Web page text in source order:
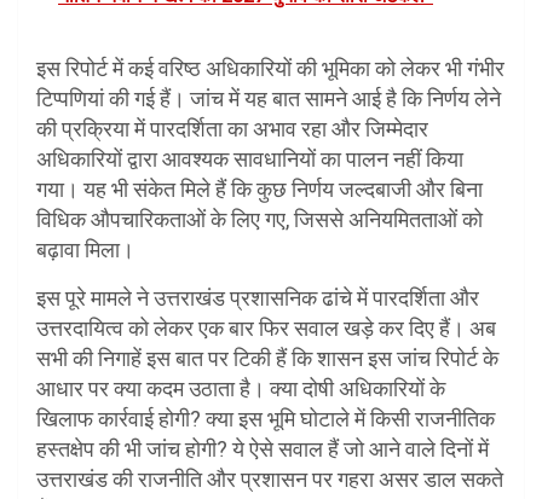
इस रिपोर्ट में कई वरिष्ठ अधिकारियों की भूमिका को लेकर भी गंभीर
टिप्पणियां की गई हैं। जांच में यह बात सामने आई है कि निर्णय लेने
की प्रक्रिया में पारदर्शिता का अभाव रहा और जिम्मेदार
अधिकारियों द्वारा आवश्यक सावधानियों का पालन नहीं किया
गया। यह भी संकेत मिले हैं कि कुछ निर्णय जल्दबाजी और बिना
विधिक औपचारिकताओं के लिए गए, जिससे अनियमितताओं को
बढ़ावा मिला।
इस पूरे मामले ने उत्तराखंड प्रशासनिक ढांचे में पारदर्शिता और
उत्तरदायित्व को लेकर एक बार फिर सवाल खड़े कर दिए हैं। अब
सभी की निगाहें इस बात पर टिकी हैं कि शासन इस जांच रिपोर्ट के
आधार पर क्या कदम उठाता है। क्या दोषी अधिकारियों के
खिलाफ कार्रवाई होगी? क्या इस भूमि घोटाले में किसी राजनीतिक
हस्तक्षेप की भी जांच होगी? ये ऐसे सवाल हैं जो आने वाले दिनों में
उत्तराखंड की राजनीति और प्रशासन पर गहरा असर डाल सकते